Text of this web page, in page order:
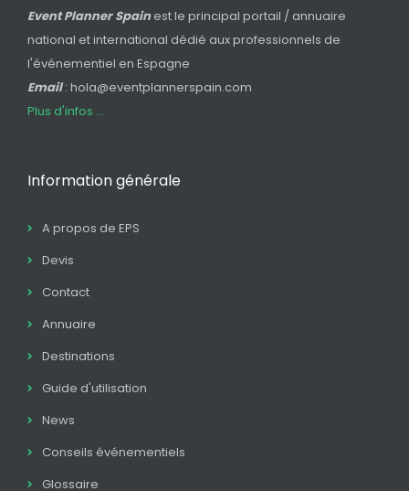
Event Planner Spain est le principal portail / annuaire
national et international dédié aux professionnels de
l'événementiel en Espagne
Email: hola@eventplannerspain.com
Plus d'infos ...
Information générale
A propos de EPS
Devis
Contact
Annuaire
Destinations
Guide d'utilisation
News
Conseils événementiels
Glossaire